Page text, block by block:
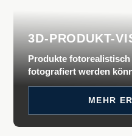
3D-PRODUKT-
Produkte
fotografiert werden
MEHR